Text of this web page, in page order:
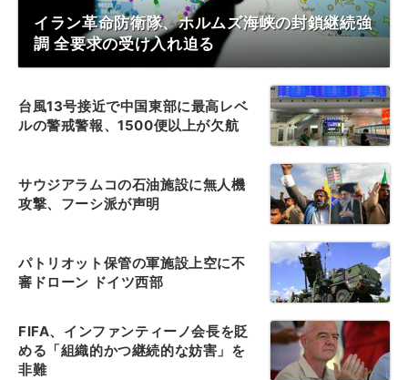
イラン革命防衛隊、ホルムズ海峡の封鎖継続強
調 全要求の受け入れ迫る
台風13号接近で中国東部に最高レベ
ルの警戒警報、1500便以上が欠航
サウジアラムコの石油施設に無人機
攻撃、フーシ派が声明
パトリオット保管の軍施設上空に不
審ドローン ドイツ西部
FIFA、インファンティーノ会長を貶
める「組織的かつ継続的な妨害」を
非難